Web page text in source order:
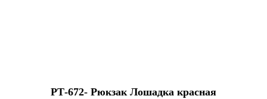
РТ-672- Рюкзак Лошадка красная